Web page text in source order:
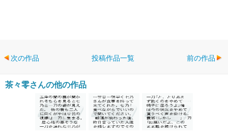
次の作品 投稿作品一覧 前の作品
茶々零さんの他の作品